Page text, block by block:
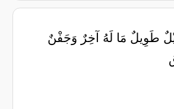
طَوِيلٌ مَا لَهُ آخِرٌ وَجَفْنٌ